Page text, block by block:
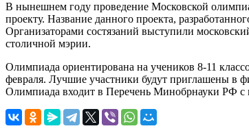
В нынешнем году проведение Московской
проекту. Название данного проекта,
Организаторами состязаний выступили
столичной мэрии.
Олимпиада ориентирована на учеников 8-11
февраля. Лучшие участники будут приглашены в
Олимпиада входит в Перечень Минобрнауки РФ с